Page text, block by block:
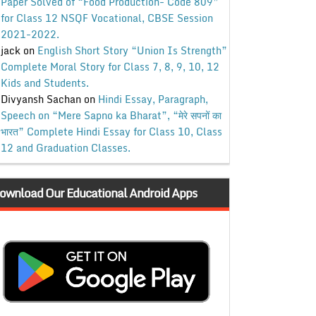
for Class 12 NSQF Vocational, CBSE Session
2021-2022.
jackon English Short Story “Union Is Strength”
Complete Moral Story for Class 7, 8, 9, 10, 12
Kids and Students.
Divyansh Sachanon Hindi Essay, Paragraph,
Speech on “Mere Sapno ka Bharat”, “मेरे सपनों का
भारत” Complete Hindi Essay for Class 10, Class
12 and Graduation Classes.
Our Educational Android Apps